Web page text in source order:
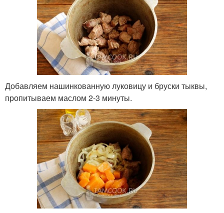
Добавляем нашинкованную луковицу и бруски тыквы,
пропитываем маслом 2-3 минуты.